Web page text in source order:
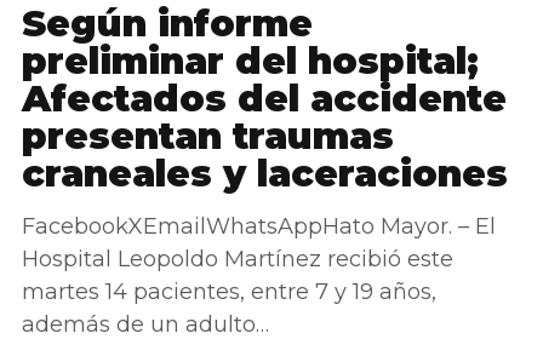
Según informe
preliminar del hospital;
Afectados del accidente
presentan traumas
craneales y laceraciones
FacebookXEmailWhatsAppHato Mayor. – El
Hospital Leopoldo Martínez recibió este
martes 14 pacientes, entre 7 y 19 años,
además de un adulto…